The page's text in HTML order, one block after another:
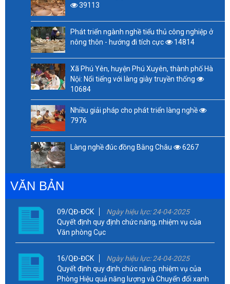
39113
Phát triển ngành nghề tiểu thủ công nghiệp ở
nông thôn - hướng đi tích cực
14814
Xã Phú Yên, huyện Phú Xuyên, thành phố Hà
Nội: Nổi tiếng với làng giày truyền thống
10684
Nhiều giải pháp cho phát triển làng nghề
7976
Làng nghề đúc đồng Bằng Châu 6267
VĂN BẢN
09/QĐ-ĐCK
Ngày hiệu lực: 24-04-2025
Quyết định quy định chức năng, nhiệm vụ của
Văn phòng Cục
16/QĐ-ĐCK
Ngày hiệu lực: 24-04-2025
Quyết định quy định chức năng, nhiệm vụ của
Phòng Hiệu quả năng lượng và Chuyển đổi xanh